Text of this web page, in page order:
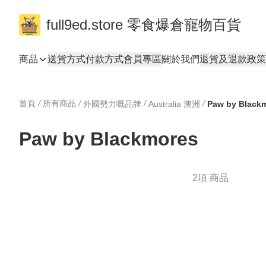
full9ed.store 零食爆倉寵物百貨
商品 送貨方式付款方式會員專區關於我們退貨及退款政策
首頁 / 所有商品 / 外國勢力嘅品牌 / Australia 澳洲 / Paw by
Paw by Blackmores
2項 商品